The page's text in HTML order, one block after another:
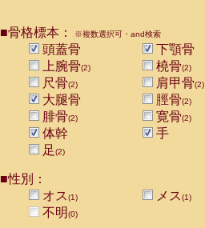
■骨格標本： ※複数選択可・and検索
頭蓋骨
下顎骨
上腕骨(2) 橈骨(2)
尺骨(2) 肩甲骨(2)
大腿骨 脛骨(2)
腓骨(2) 寛骨(2)
体幹
手
足(2)
■性別：
オス(1) メス(1)
不明(0)